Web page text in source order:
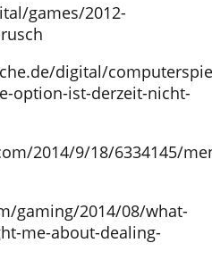
games/2012-
digital/
option-ist-derzeit-nicht-
2014/9/18/6334145/
gaming/2014/08/what-
me-about-dealing-